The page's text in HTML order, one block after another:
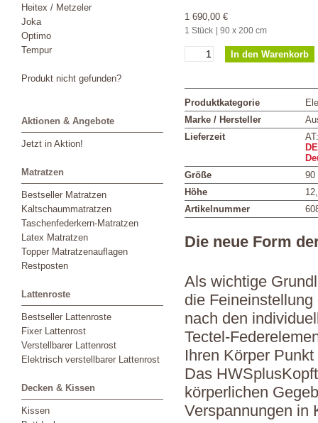
Heitex / Metzeler
Joka
Optimo
Tempur
Produkt nicht gefunden?
Aktionen & Angebote
Jetzt in Aktion!
Matratzen
Bestseller Matratzen
Kaltschaummatratzen
Taschenfederkern-Matratzen
Latex Matratzen
Topper Matratzenauflagen
Restposten
Lattenroste
Bestseller Lattenroste
Fixer Lattenrost
Verstellbarer Lattenrost
Elektrisch verstellbarer Lattenrost
Decken & Kissen
Kissen
1 690,00 €
1 Stück | 90 x 200 cm
Produktkategorie
Marke / Hersteller
Lieferzeit
Größe
90
Höhe
Artikelnummer
Die neue Form
Als wichtige
die
nach den
Tectel-
Ihren Körper
Das
körperlichen
Verspannungen in